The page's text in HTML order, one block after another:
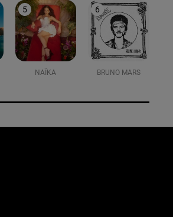
5
NAÏKA
6
BRUNO MARS